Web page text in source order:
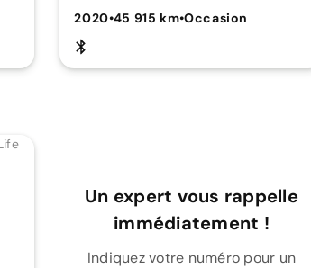
2020•45 915 km•Occasion
Un expert vous rappelle
immédiatement !
Indiquez votre numéro pour un